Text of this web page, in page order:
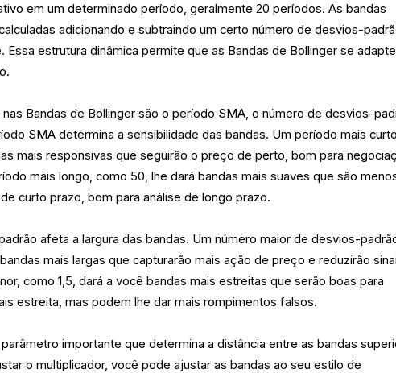
em um determinado período, geralmente 20 períodos. As bandas
adicionando e subtraindo um certo número de desvios-
Essa estrutura dinâmica permite que as Bandas de Bollinger se
Bandas de Bollinger são o período SMA, o número de desvios-
SMA determina a sensibilidade das bandas. Um período mais
mais responsivas que seguirão o preço de perto, bom para
mais longo, como 50, lhe dará bandas mais suaves que são
curto prazo, bom para análise de longo prazo.
afeta a largura das bandas. Um número maior de desvios-
mais largas que capturarão mais ação de preço e reduzirão
como 1,5, dará a você bandas mais estreitas que serão boas para
estreita, mas podem lhe dar mais rompimentos falsos.
importante que determina a distância entre as bandas
o multiplicador, você pode ajustar as bandas ao seu estilo de